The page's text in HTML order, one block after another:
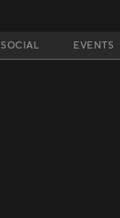
SOCIAL EVENTS